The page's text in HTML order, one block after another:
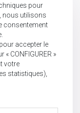
pour
nous utilisons
consentement
accepter le
CONFIGURER »
votre
statistiques),